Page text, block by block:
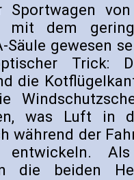
Sportwagen
dem
Säule gewesen
Trick:
die
was Luft in
während der
entwickeln.
die beiden